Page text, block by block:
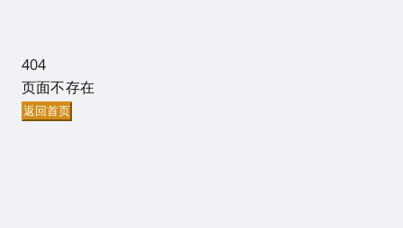
404
页面不存在
返回首页